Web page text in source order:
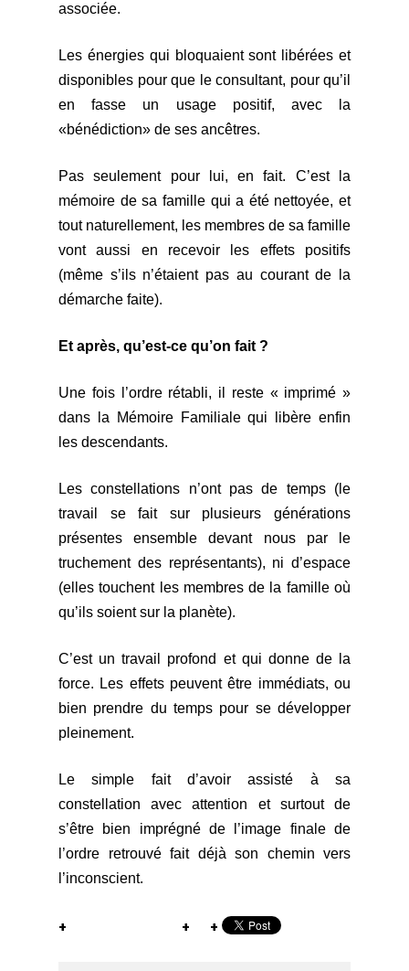
associée.
Les énergies qui bloquaient sont libérées et
disponibles pour que le consultant, pour qu’il
en fasse un usage positif, avec la
«bénédiction» de ses ancêtres.
Pas seulement pour lui, en fait. C’est la
mémoire de sa famille qui a été nettoyée, et
tout naturellement, les membres de sa famille
vont aussi en recevoir les effets positifs
(même s’ils n’étaient pas au courant de la
démarche faite).
Et après, qu’est-ce qu’on fait ?
Une fois l’ordre rétabli, il reste « imprimé »
dans la Mémoire Familiale qui libère enfin
les descendants.
Les constellations n’ont pas de temps (le
travail se fait sur plusieurs générations
présentes ensemble devant nous par le
truchement des représentants), ni d’espace
(elles touchent les membres de la famille où
qu’ils soient sur la planète).
C’est un travail profond et qui donne de la
force. Les effets peuvent être immédiats, ou
bien prendre du temps pour se développer
pleinement.
Le simple fait d’avoir assisté à sa
constellation avec attention et surtout de
s’être bien imprégné de l’image finale de
l’ordre retrouvé fait déjà son chemin vers
l’inconscient.